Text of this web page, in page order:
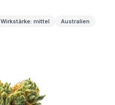
Wirkstärke: mittel
Australien